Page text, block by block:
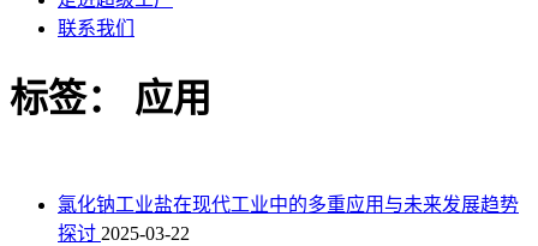
联系我们
标签： 应用
氯化钠工业盐在现代工业中的多重应用与未来发展趋势
探讨 2025-03-22